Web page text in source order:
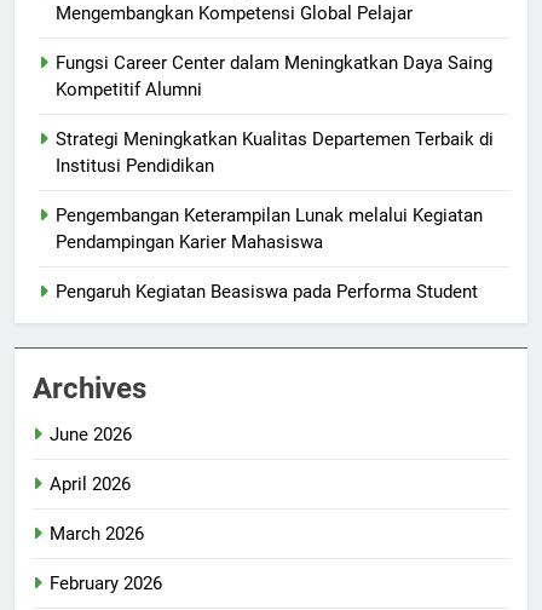
Mengembangkan Kompetensi Global Pelajar
Fungsi Career Center dalam Meningkatkan Daya Saing
Kompetitif Alumni
Strategi Meningkatkan Kualitas Departemen Terbaik di
Institusi Pendidikan
Pengembangan Keterampilan Lunak melalui Kegiatan
Pendampingan Karier Mahasiswa
Pengaruh Kegiatan Beasiswa pada Performa Student
Archives
June 2026
April 2026
March 2026
February 2026